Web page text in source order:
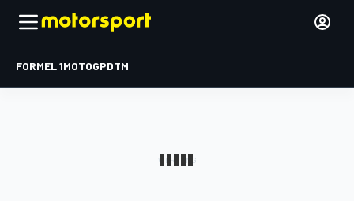
FORMEL 1MOTOGPDTM